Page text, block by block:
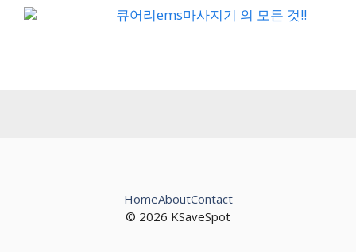
큐어리ems마사지기 의 모든 것!!
© 2026 KSaveSpot
HomeAboutContact